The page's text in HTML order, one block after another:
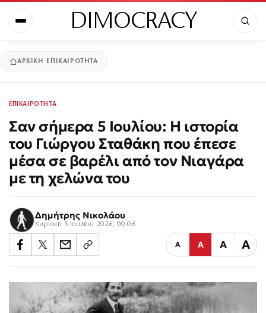
DIMOCRACY
ΑΡΧΙΚΉ ΕΠΙΚΑΙΡΟΤΗΤΑ
ΕΠΙΚΑΙΡΟΤΗΤΑ
Σαν σήμερα 5 Ιουλίου: Η ιστορία
του Γιώργου Σταθάκη που έπεσε
μέσα σε βαρέλι από τον Νιαγάρα
με τη χελώνα του
Δημήτρης Νικολάου
Κυριακή 5 Ιουλίου 2026, 00:06
Α Α Α Α